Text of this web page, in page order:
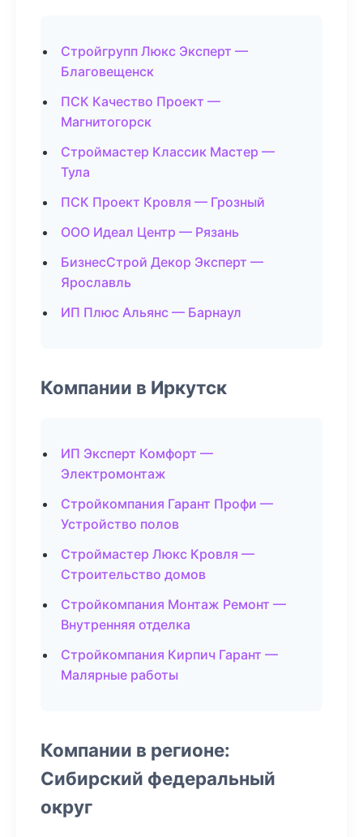
Стройгрупп Люкс Эксперт —
Благовещенск
ПСК Качество Проект —
Магнитогорск
Строймастер Классик Мастер —
Тула
ПСК Проект Кровля — Грозный
ООО Идеал Центр — Рязань
БизнесСтрой Декор Эксперт —
Ярославль
ИП Плюс Альянс — Барнаул
Компании в Иркутск
ИП Эксперт Комфорт —
Электромонтаж
Стройкомпания Гарант Профи —
Устройство полов
Строймастер Люкс Кровля —
Строительство домов
Стройкомпания Монтаж Ремонт —
Внутренняя отделка
Стройкомпания Кирпич Гарант —
Малярные работы
Компании в регионе:
Сибирский федеральный
округ